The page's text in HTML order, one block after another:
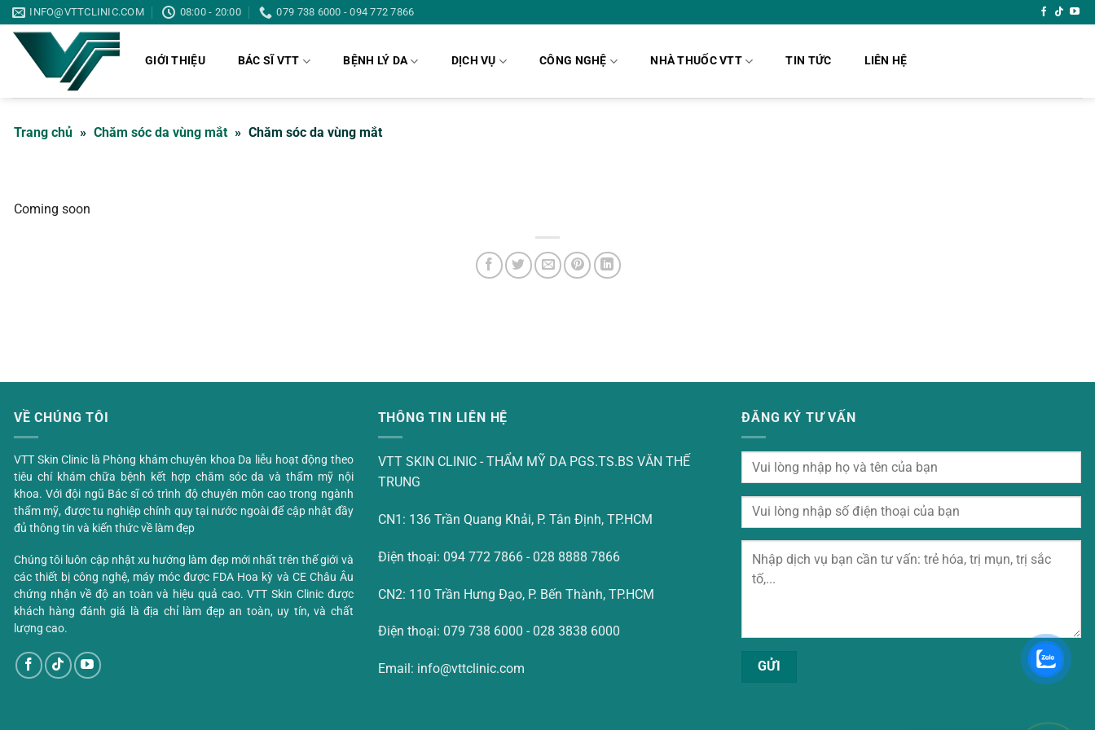
Bỏ
qua
INFO@VTTCLINIC.COM 08:00 - 20:00 079 738 6000 - 094 772 7866
GIỚI THIỆU BÁC SĨ VTT BỆNH LÝ DA DỊCH VỤ CÔNG NGHỆ NHÀ THUỐC VTT TIN TỨC LIÊN HỆ
Trang chủ » Chăm sóc da vùng mắt » Chăm sóc da vùng mắt
Coming soon
VỀ CHÚNG TÔI
VTT Skin Clinic là Phòng khám chuyên khoa Da liễu hoạt động theo
tiêu chí khám chữa bệnh kết hợp chăm sóc da và thẩm mỹ nội
khoa. Với đội ngũ Bác sĩ có trình độ chuyên môn cao trong ngành
thẩm mỹ, được tu nghiệp chính quy tại nước ngoài để cập nhật đầy
đủ thông tin và kiến thức về làm đẹp
Chúng tôi luôn cập nhật xu hướng làm đẹp mới nhất trên thế giới và
các thiết bị công nghệ, máy móc được FDA Hoa kỳ và CE Châu Âu
chứng nhận về độ an toàn và hiệu quả cao. VTT Skin Clinic được
khách hàng đánh giá là địa chỉ làm đẹp an toàn, uy tín, và chất
lượng cao.
THÔNG TIN LIÊN HỆ
VTT SKIN CLINIC - THẨM MỸ DA PGS.TS.BS VĂN THẾ
TRUNG
CN1: 136 Trần Quang Khải, P. Tân Định, TP.HCM
Điện thoại: 094 772 7866 - 028 8888 7866
CN2: 110 Trần Hưng Đạo, P. Bến Thành, TP.HCM
Điện thoại: 079 738 6000 - 028 3838 6000
Email: info@vttclinic.com
ĐĂNG KÝ TƯ VẤN